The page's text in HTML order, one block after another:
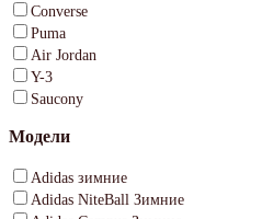
Converse
Puma
Air Jordan
Y-3
Saucony
Модели
Adidas зимние
Adidas NiteBall Зимние